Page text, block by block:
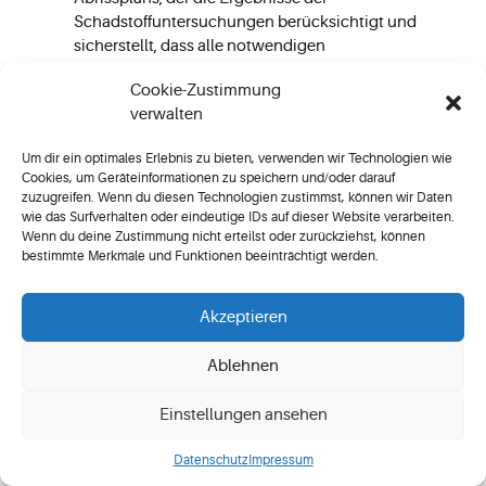
Cookie-Zustimmung
verwalten
Um dir ein optimales Erlebnis zu bieten, verwenden wir Technologien wie
Cookies, um Geräteinformationen zu speichern und/oder darauf
zuzugreifen. Wenn du diesen Technologien zustimmst, können wir Daten
wie das Surfverhalten oder eindeutige IDs auf dieser Website verarbeiten.
Wenn du deine Zustimmung nicht erteilst oder zurückziehst, können
bestimmte Merkmale und Funktionen beeinträchtigt werden.
Akzeptieren
Ablehnen
Einstellungen ansehen
DatenschutzImpressum
Schadstoffuntersuchungen berücksichtigt und
sicherstellt, dass alle notwendigen
Ausführungsphase:
Überwachung und
laufenden Analysen und neu identifizierten
Bedingungen am Standort.
Nachbereitungsphase:Sicherstellung einer
ordnungsgemäßen Entsorgung aller
kontaminierten Materialien und Durchführung
Schadstoffuntersuchungen in jede Phase des
gesetzliche Anforderungen erfüllen, sondern auch die